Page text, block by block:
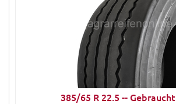
385/65 R 22.5 --